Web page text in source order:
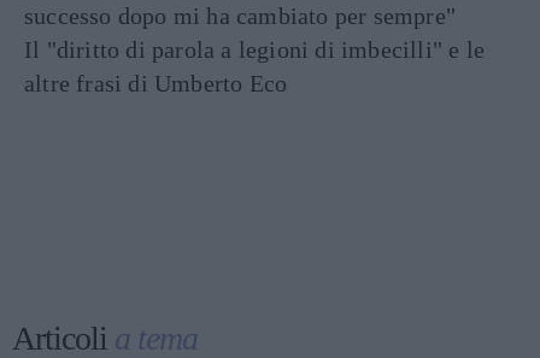
successo dopo mi ha cambiato per sempre"
Il "diritto di parola a legioni di imbecilli" e le
altre frasi di Umberto Eco
Articoli a tema